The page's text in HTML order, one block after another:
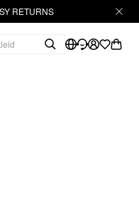
RETURNS